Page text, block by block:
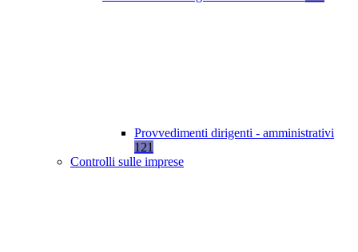
Provvedimenti dirigenti - amministrativi
121
Controlli sulle imprese